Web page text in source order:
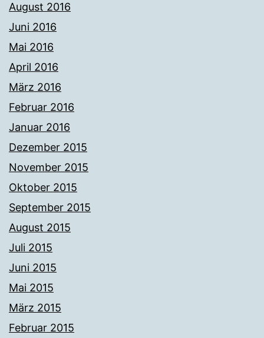
August 2016
Juni 2016
Mai 2016
April 2016
März 2016
Februar 2016
Januar 2016
Dezember 2015
November 2015
Oktober 2015
September 2015
August 2015
Juli 2015
Juni 2015
Mai 2015
März 2015
Februar 2015